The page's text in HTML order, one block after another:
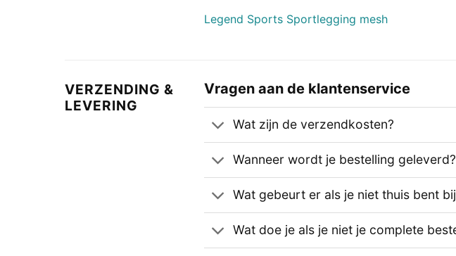
Legend Sports Sportlegging mesh
VERZENDING &
LEVERING
Vragen aan de klantenservice
Wat zijn de verzendkosten?
Wanneer wordt je bestelling geleverd?
Wat gebeurt er als je niet thuis bent
Wat doe je als je niet je complete